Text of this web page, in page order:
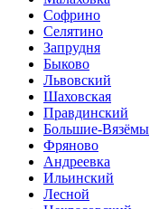
Софрино
Селятино
Запрудня
Быково
Львовский
Шаховская
Правдинский
Большие-Вязёмы
Фряново
Андреевка
Ильинский
Лесной